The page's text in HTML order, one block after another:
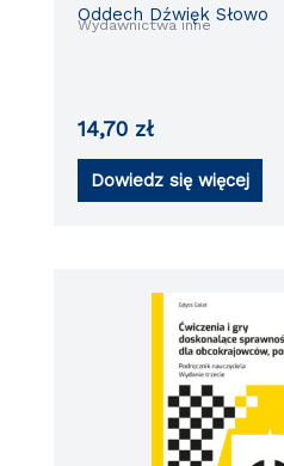
Wydawnictwa inne
Oddech Dźwięk Słowo
14,70 zł
Dowiedz się więcej